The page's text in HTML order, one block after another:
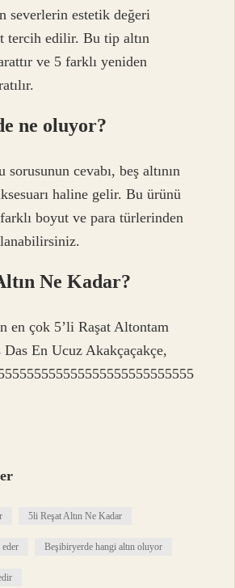
severlerin estetik değeri
tercih edilir. Bu tip altın
ve 5 farklı yeniden
ne oluyor?
cevabı, beş altının
haline gelir. Bu ürünü
boyut ve para türlerinden
Ne Kadar?
en çok 5’li Raşat Altontam
En Ucuz Akakçaçakçe,
5li Reşat Altın Ne Kadar
eder Beşibiryerde hangi altın oluyor